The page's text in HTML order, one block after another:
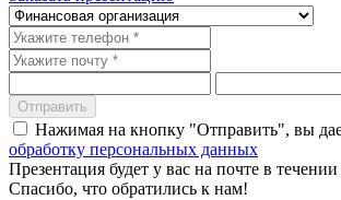
Отправить
Нажимая на кнопку "Отправить", вы
обработку персональных данных
Презентация будет у вас на почте в
Спасибо, что обратились к нам!